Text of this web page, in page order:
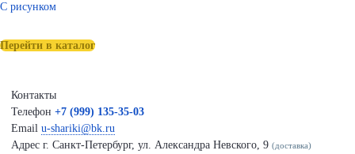
С рисунком
Перейти в каталог
Контакты
Телефон +7 (999) 135-35-03
Email u-shariki@bk.ru
Адрес г. Санкт-Петербург, ул. Александра Невского, 9 (доставка)